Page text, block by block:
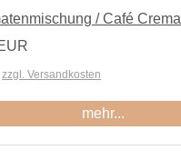
/ Café Crema
zzgl. Versandkosten
mehr...